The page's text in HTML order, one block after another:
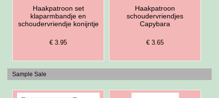
Haakpatroon set
klaparmbandje en
schoudervriendje konijntje
€ 3.95
Haakpatroon
schoudervriendjes
Capybara
€ 3.65
Sample Sale